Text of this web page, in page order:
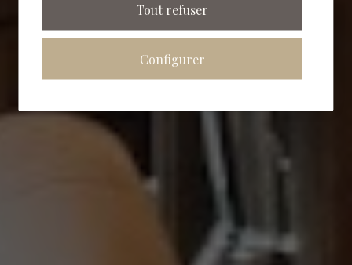
Tout refuser
Configurer